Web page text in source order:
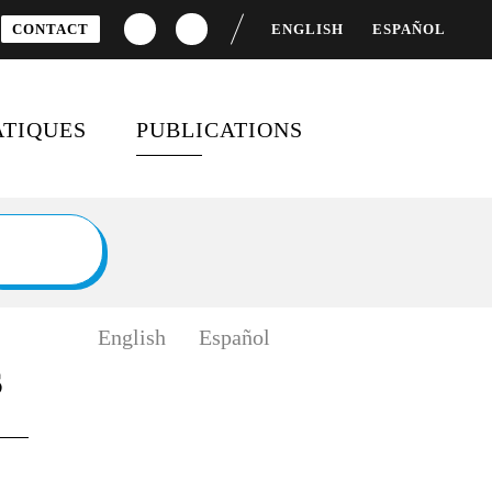
CONTACT ENGLISH ESPAÑOL
FEMMES-HOMMES
MONDIALE
DURABLE
PUBLICATIONS
English Español